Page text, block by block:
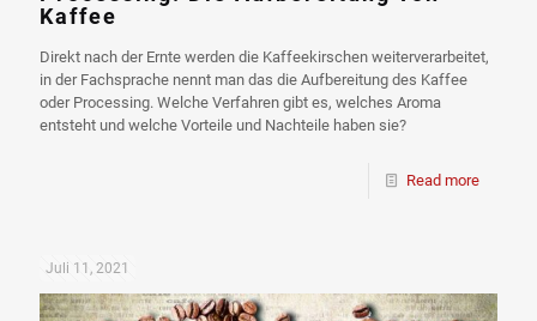
Kaffee
Direkt nach der Ernte werden die Kaffeekirschen weiterverarbeitet,
in der Fachsprache nennt man das die Aufbereitung des Kaffee
oder Processing. Welche Verfahren gibt es, welches Aroma
entsteht und welche Vorteile und Nachteile haben sie?
Read more
Juli 11, 2021